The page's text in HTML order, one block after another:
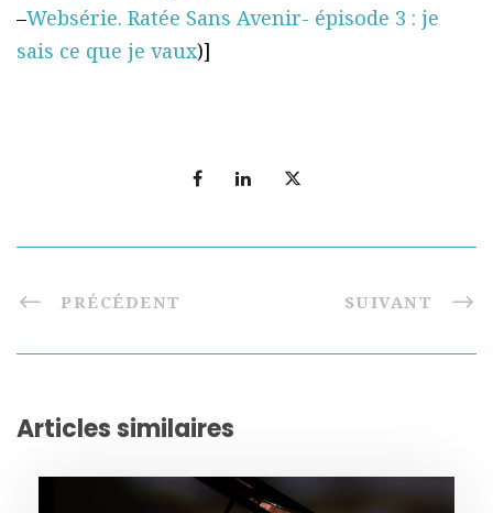
–Websérie. Ratée Sans Avenir- épisode 3 : je
sais ce que je vaux)]
PRÉCÉDENT SUIVANT
Articles similaires